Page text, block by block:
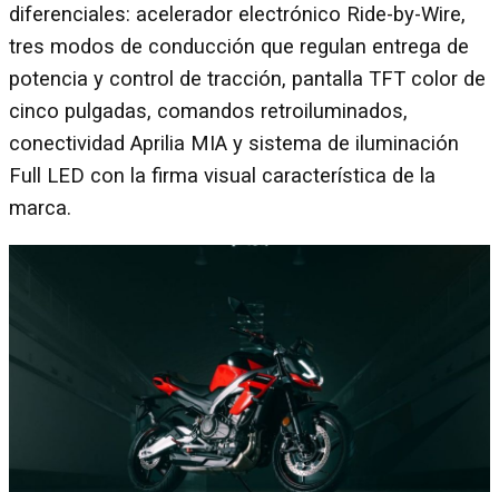
diferenciales: acelerador electrónico Ride-by-Wire,
tres modos de conducción que regulan entrega de
potencia y control de tracción, pantalla TFT color de
cinco pulgadas, comandos retroiluminados,
conectividad Aprilia MIA y sistema de iluminación
Full LED con la firma visual característica de la
marca.